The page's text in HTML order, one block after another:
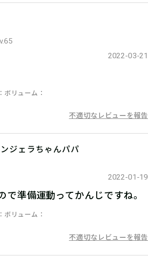
2022-03-21
ボリューム
不適切なレビューを報告
ジェラちゃんパパ
2022-01-19
で準備運動ってかんじですね。
ボリューム
不適切なレビューを報告